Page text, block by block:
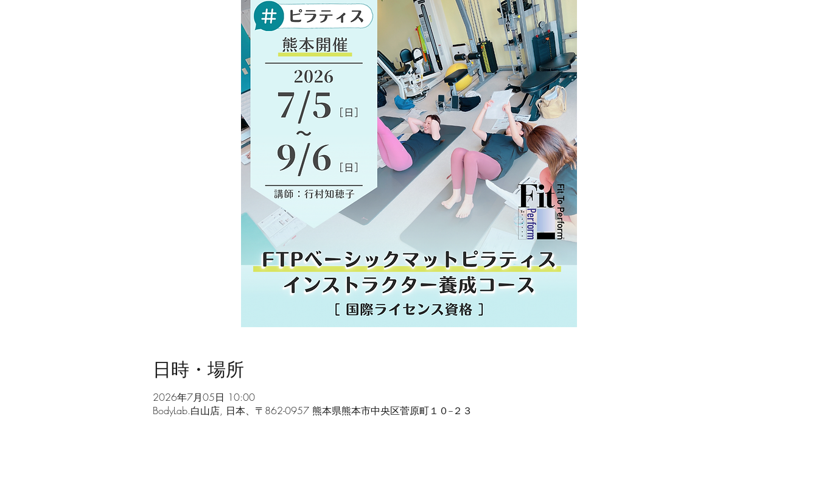
日時・場所
2026年7月05日 10:00
BodyLab.白山店, 日本、〒862-0957 熊本県熊本市中央区菅原町１０−２３